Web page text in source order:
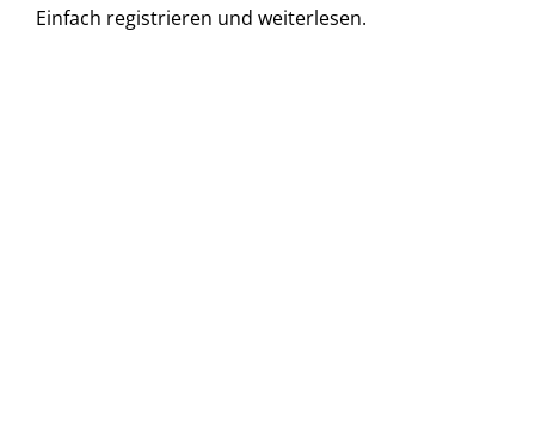
Einfach registrieren und weiterlesen.